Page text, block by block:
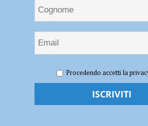
sportivamente in prima”: iniziative e
l’attività motoria
Torna “Benvenuti
Procedendo accetti la